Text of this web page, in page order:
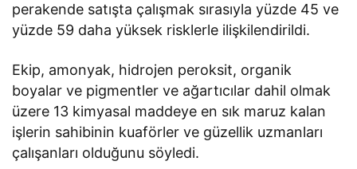
perakende satışta çalışmak sırasıyla yüzde 45 ve
yüzde 59 daha yüksek risklerle ilişkilendirildi.
Ekip, amonyak, hidrojen peroksit, organik
boyalar ve pigmentler ve ağartıcılar dahil olmak
üzere 13 kimyasal maddeye en sık maruz kalan
işlerin sahibinin kuaförler ve güzellik uzmanları
çalışanları olduğunu söyledi.